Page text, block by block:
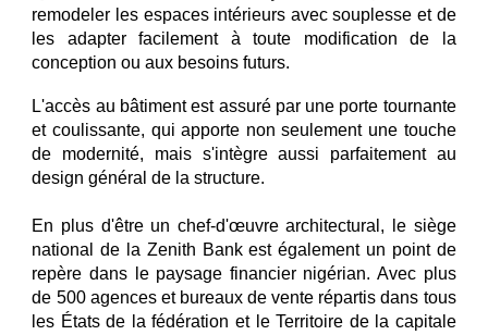
remodeler les espaces intérieurs avec souplesse et de
les adapter facilement à toute modification de la
conception ou aux besoins futurs.
L'accès au bâtiment est assuré par une porte tournante
et coulissante, qui apporte non seulement une touche
de modernité, mais s'intègre aussi parfaitement au
design général de la structure.
En plus d'être un chef-d'œuvre architectural, le siège
national de la Zenith Bank est également un point de
repère dans le paysage financier nigérian. Avec plus
de 500 agences et bureaux de vente répartis dans tous
les États de la fédération et le Territoire de la capitale